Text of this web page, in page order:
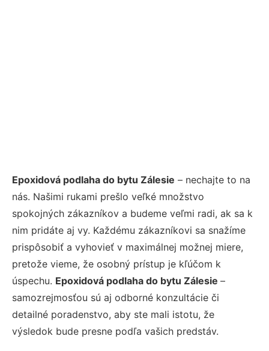
Epoxidová podlaha do bytu Zálesie – nechajte to na
nás. Našimi rukami prešlo veľké množstvo
spokojných zákazníkov a budeme veľmi radi, ak sa k
nim pridáte aj vy. Každému zákazníkovi sa snažíme
prispôsobiť a vyhovieť v maximálnej možnej miere,
pretože vieme, že osobný prístup je kľúčom k
úspechu. Epoxidová podlaha do bytu Zálesie –
samozrejmosťou sú aj odborné konzultácie či
detailné poradenstvo, aby ste mali istotu, že
výsledok bude presne podľa vašich predstáv.